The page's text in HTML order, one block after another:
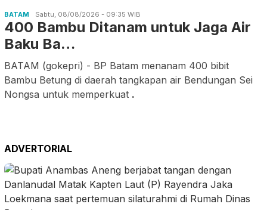
BATAM Sabtu, 08/08/2026 - 09:35 WIB
400 Bambu Ditanam untuk Jaga Air
Baku Ba…
BATAM (gokepri) - BP Batam menanam 400 bibit
Bambu Betung di daerah tangkapan air Bendungan Sei
Nongsa untuk memperkuat .
ADVERTORIAL